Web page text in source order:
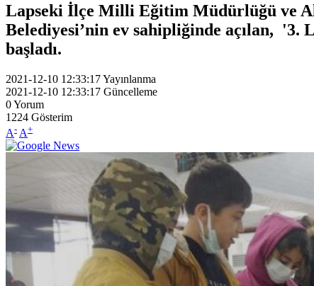
Lapseki İlçe Milli Eğitim Müdürlüğü ve
Belediyesi’nin ev sahipliğinde açılan,
başladı.
2021-12-10 12:33:17Yayınlanma
2021-12-10 12:33:17 Güncelleme
0Yorum
1224 Gösterim
A- A+